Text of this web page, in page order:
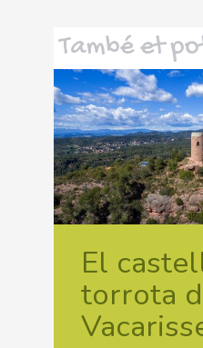
També et
El
torrota